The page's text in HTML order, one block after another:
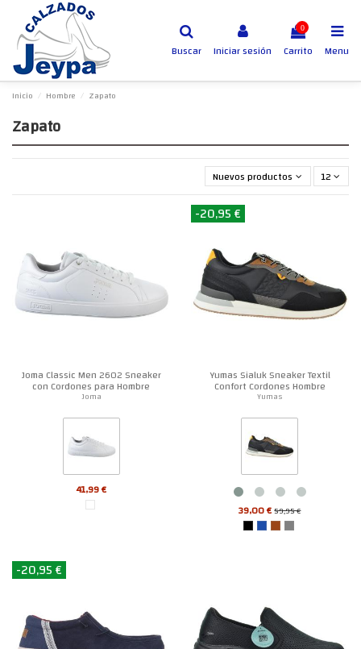
Buscar Iniciar sesión
0
Carrito Menu
Inicio Hombre Zapato
Zapato
Nuevos productos primero12
Joma Classic Men 2602 Sneaker
con Cordones para Hombre
Joma
41,99 €
-20,95 €
Yumas Sialuk Sneaker Textil
Confort Cordones Hombre
Yumas
39,00 €59,95 €
-20,95 €